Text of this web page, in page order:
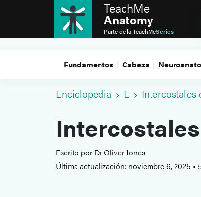
TeachMe
Anatomy
Parte de laTeachMeSeries
Fundamentos Cabeza
Enciclopedia E Intercostales
Escrito por Dr Oliver Jones
Última actualización: noviembre 6, 2025 •